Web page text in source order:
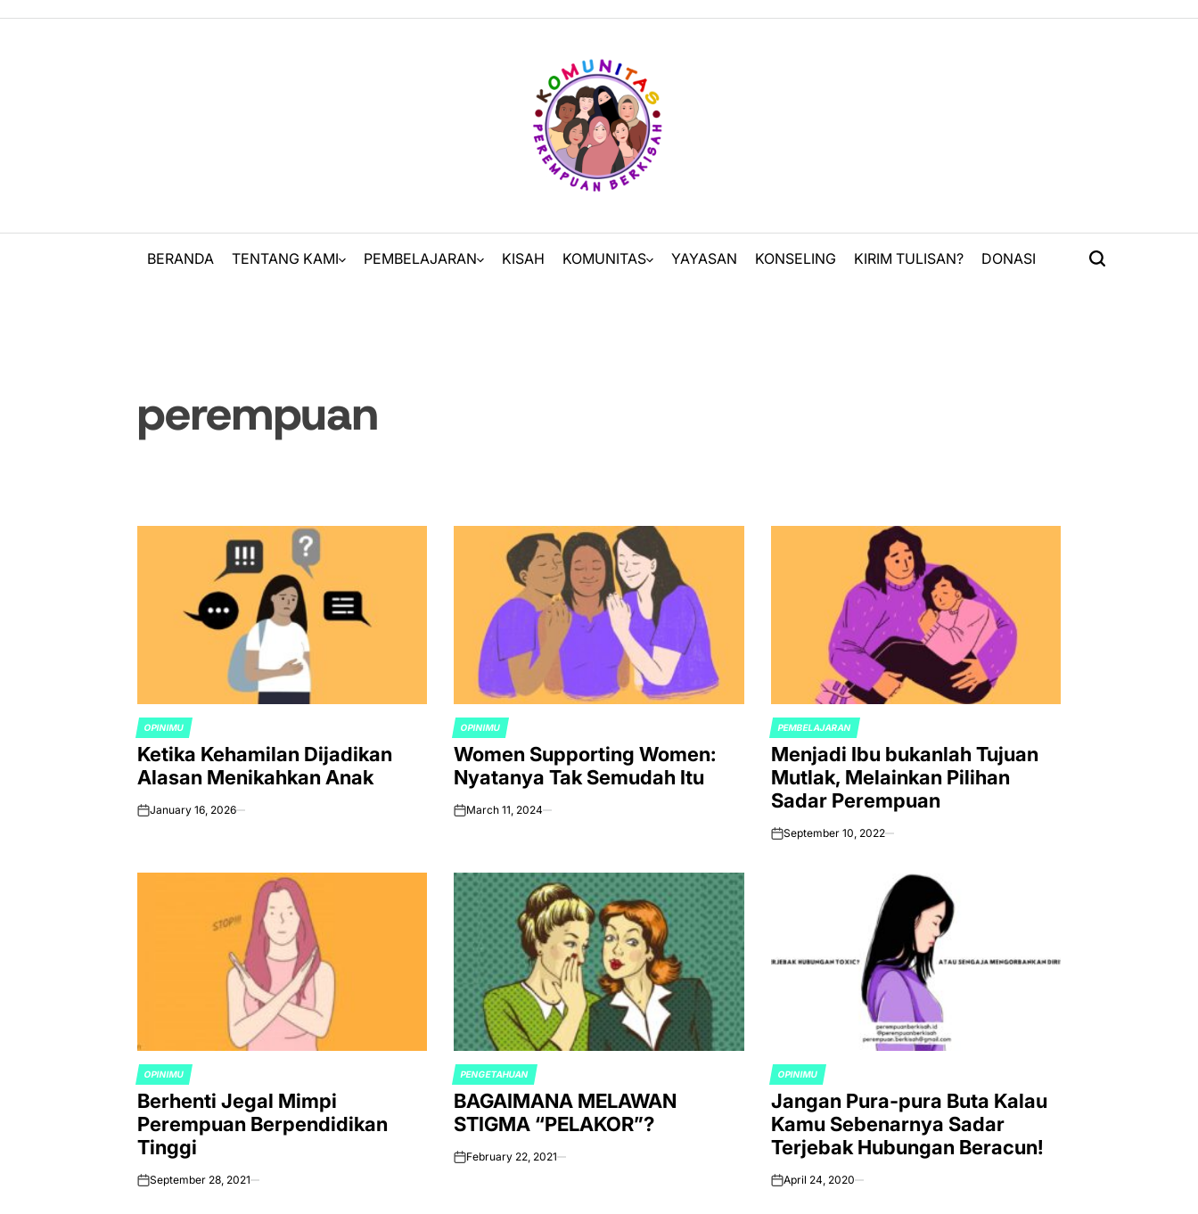
BERANDA TENTANG KAMI PEMBELAJARAN KISAH KOMUNITAS YAYASAN KONSELING KIRIM TULISAN? DONASI
perempuan
POSTED
IN
OPINIMU
Ketika Kehamilan Dijadikan
Alasan Menikahkan Anak
onJanuary 16, 2026
POSTED
IN
OPINIMU
Women Supporting Women:
Nyatanya Tak Semudah Itu
onMarch 11, 2024
POSTED
IN
PEMBELAJARAN
Menjadi Ibu bukanlah Tujuan
Mutlak, Melainkan Pilihan
Sadar Perempuan
onSeptember 10, 2022
POSTED
IN
OPINIMU
Berhenti Jegal Mimpi
Perempuan Berpendidikan
Tinggi
onSeptember 28, 2021
POSTED
IN
PENGETAHUAN
BAGAIMANA MELAWAN
STIGMA “PELAKOR”?
onFebruary 22, 2021
POSTED
IN
OPINIMU
Jangan Pura-pura Buta Kalau
Kamu Sebenarnya Sadar
Terjebak Hubungan Beracun!
onApril 24, 2020